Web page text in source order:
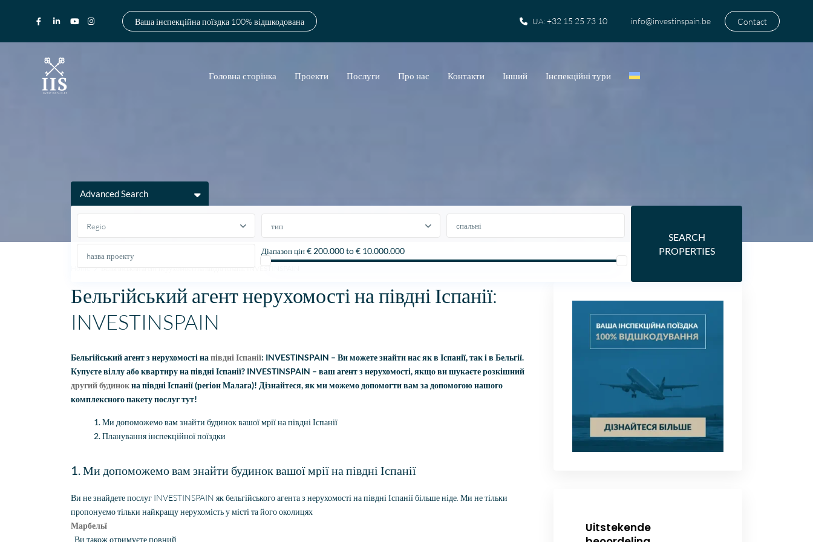
Ваша інспекційна поїздка 100% відшкодована UA:+32 15 25 73 10 info@investinspain.be Contact
Головна сторінка Проекти Послуги Про нас Контакти Інший Інспекційні тури
Advanced Search
Regio тип
Діапазон цін € 200.000 to € 10.000.000
Home Бельгійський агент нерухомості на півдні Іспанії: INVESTINSPAIN
Бельгійський агент нерухомості на півдні Іспанії:
INVESTINSPAIN
Бельгійський агент з нерухомості напівдні Іспанії: INVESTINSPAIN – Ви можете знайти нас як в Іспанії, так і в Бельгії.
Купуєте віллу або квартиру на півдні Іспанії? INVESTINSPAIN – ваш агент з нерухомості, якщо ви шукаєте розкішний
другий будинокна півдні Іспанії (регіон Малага)! Дізнайтеся, як ми можемо допомогти вам за допомогою нашого
комплексного пакету послуг тут!
Ми допоможемо вам знайти будинок вашої мрії на півдні Іспанії
Планування інспекційної поїздки
1. Ми допоможемо вам знайти будинок вашої мрії на півдні Іспанії
Ви не знайдете послуг INVESTINSPAIN як бельгійського агента з нерухомості на півдні Іспанії більше ніде. Ми не тільки
пропонуємо тільки найкращу нерухомість у місті та його околицях
Марбельї
. Ви також отримуєте повний
Uitstekende